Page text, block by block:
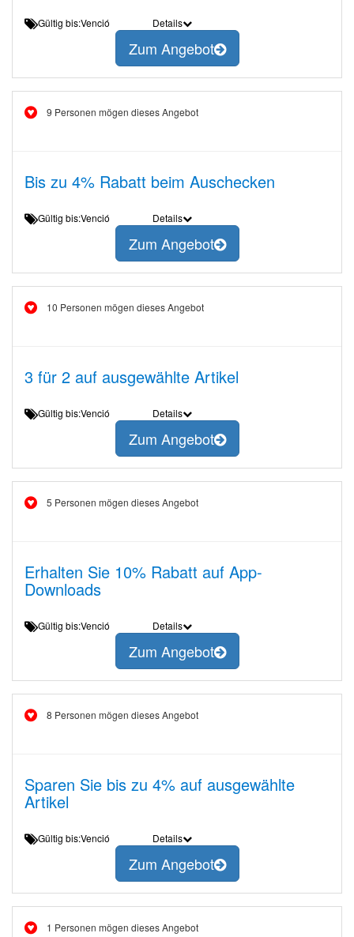
Gültig bis:Venció Details
Zum Angebot
9 Personen mögen dieses Angebot
Bis zu 4% Rabatt beim Auschecken
Gültig bis:Venció Details
Zum Angebot
10 Personen mögen dieses Angebot
3 für 2 auf ausgewählte Artikel
Gültig bis:Venció Details
Zum Angebot
5 Personen mögen dieses Angebot
Erhalten Sie 10% Rabatt auf App-
Downloads
Gültig bis:Venció Details
Zum Angebot
8 Personen mögen dieses Angebot
Sparen Sie bis zu 4% auf ausgewählte
Artikel
Gültig bis:Venció Details
Zum Angebot
1 Personen mögen dieses Angebot